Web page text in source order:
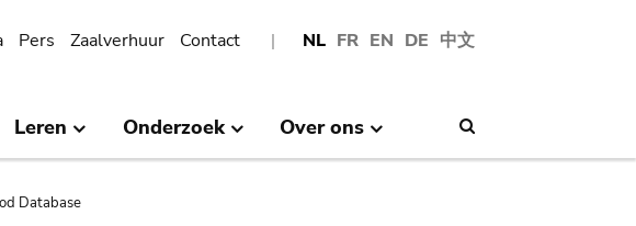
NL FR EN DE 中文
Pers Zaalverhuur Contact
Leren Onderzoek Over ons
Database